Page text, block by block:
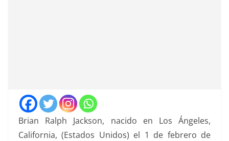
Brian Ralph Jackson, nacido en Los Ángeles,
California, (Estados Unidos) el 1 de febrero de